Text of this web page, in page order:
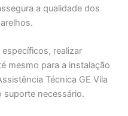
a qualidade dos
realizar
mesmo para a instalação
Técnica GE Vila
suporte necessário.